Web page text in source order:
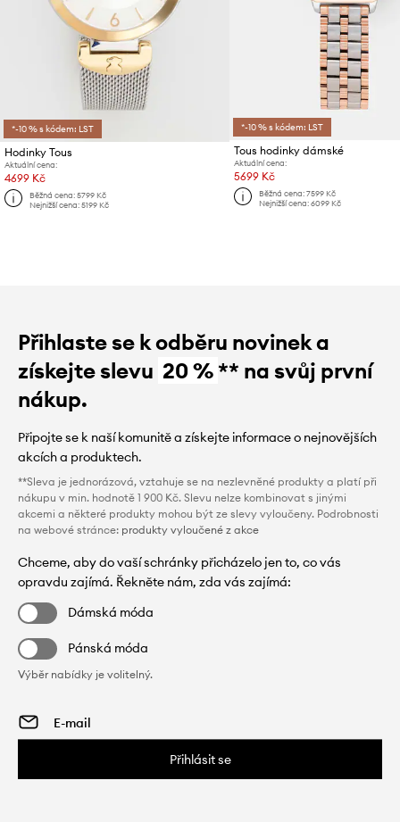
*-10 % s kódem: LST
Hodinky Tous
Aktuální cena:
4699 Kč
Běžná cena:5799 Kč
Nejnižší cena:5199 Kč
*-10 % s kódem: LST
Tous hodinky dámské
Aktuální cena:
5699 Kč
Běžná cena:7599 Kč
Nejnižší cena:6099 Kč
Přihlaste se k odběru novinek a
získejte slevu 20 %** na svůj první
nákup.
Připojte se k naší komunitě a získejte informace o nejnovějších
akcích a produktech.
**Sleva je jednorázová, vztahuje se na nezlevněné produkty a platí při
nákupu v min. hodnotě 1 900 Kč. Slevu nelze kombinovat s jinými
akcemi a některé produkty mohou být ze slevy vyloučeny. Podrobnosti
na webové stránce: produkty vyloučené z akce
Chceme, aby do vaší schránky přicházelo jen to, co vás
opravdu zajímá. Řekněte nám, zda vás zajímá:
Dámská móda
Pánská móda
Výběr nabídky je volitelný.
Přihlásit se